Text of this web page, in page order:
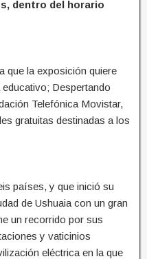
dentro del horario
que la exposición quiere
Despertando
Telefónica Movistar,
gratuitas destinadas a los
países, y que inició su
de Ushuaia con un gran
un recorrido por sus
y vaticinios
eléctrica en la que